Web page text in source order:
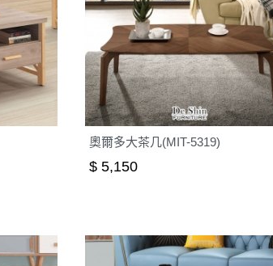
奧爾多大茶几(MIT-5319)
$ 5,150